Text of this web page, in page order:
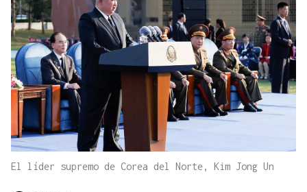
El líder supremo de Corea del Norte, Kim Jong Un